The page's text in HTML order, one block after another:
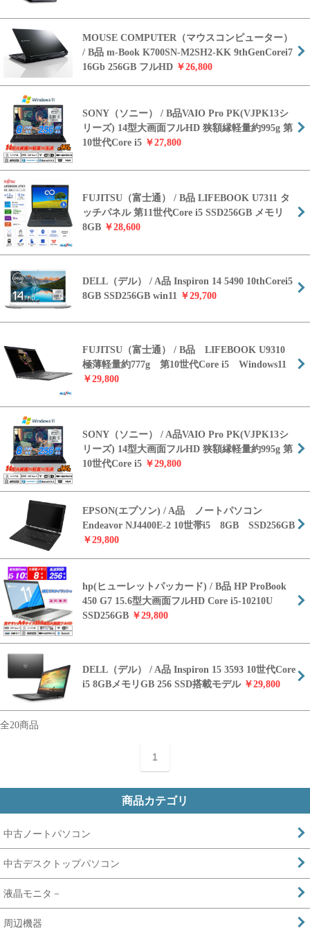
MOUSE COMPUTER（マウスコンピューター）
/ B品 m-Book K700SN-M2SH2-KK 9thGenCorei7
16Gb 256GB フルHD ￥26,800
SONY（ソニー） / B品VAIO Pro PK(VJPK13シ
リーズ) 14型大画面フルHD 狭額縁軽量約995g 第
10世代Core i5 ￥27,800
FUJITSU（富士通） / B品 LIFEBOOK U7311 タ
ッチパネル 第11世代Core i5 SSD256GB メモリ
8GB ￥28,600
DELL（デル） / A品 Inspiron 14 5490 10thCorei5
8GB SSD256GB win11 ￥29,700
FUJITSU（富士通） / B品 LIFEBOOK U9310
極薄軽量約777g 第10世代Core i5 Windows11
￥29,800
SONY（ソニー） / A品VAIO Pro PK(VJPK13シ
リーズ) 14型大画面フルHD 狭額縁軽量約995g 第
10世代Core i5 ￥29,800
EPSON(エプソン) / A品 ノートパソコン
Endeavor NJ4400E-2 10世帯i5 8GB SSD256GB
￥29,800
hp(ヒューレットパッカード) / B品 HP ProBook
450 G7 15.6型大画面フルHD Core i5-10210U
SSD256GB ￥29,800
DELL（デル） / A品 Inspiron 15 3593 10世代Core
i5 8GBメモリGB 256 SSD搭載モデル ￥29,800
全20商品
1
商品カテゴリ
中古ノートパソコン
中古デスクトップパソコン
液晶モニタ－
周辺機器